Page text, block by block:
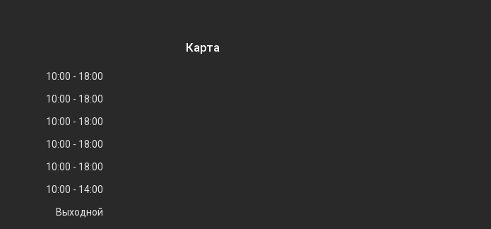
10:00
18:00
10:00
18:00
10:00
18:00
10:00
18:00
10:00
18:00
10:00
14:00
Выходной
Карта